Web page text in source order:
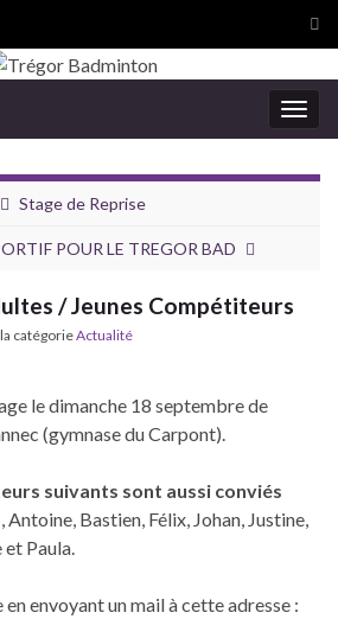
Stage de Reprise
POUR LE TREGOR BAD
/ Jeunes Compétiteurs
catégorieActualité
le dimanche 18 septembre de
(gymnase du Carpont).
suivants sont aussi conviés
Bastien, Félix, Johan, Justine,
Paula.
envoyant un mail à cette adresse :